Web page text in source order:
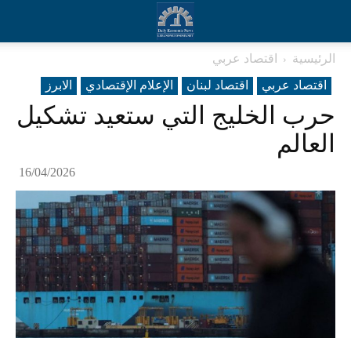
الرئيسية
اقتصاد عربي
اقتصاد عربي
اقتصاد لبنان الإعلام الإقتصادي الابرز
حرب الخليج التي ستعيد تشكيل
العالم
16/04/2026